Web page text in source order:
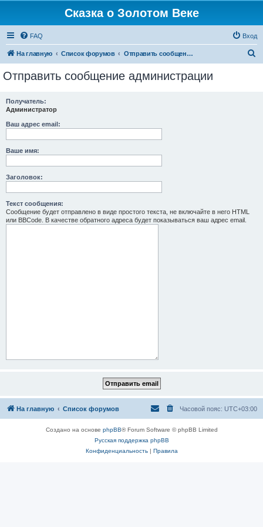
Сказка о Золотом Веке
FAQ Вход
На главную Список форумов Отправить сообщение администрации
Отправить сообщение администрации
Получатель:
Администратор
Ваш адрес email:
Ваше имя:
Заголовок:
Текст сообщения:
Сообщение будет отправлено в виде простого текста, не включайте в него HTML
или BBCode. В качестве обратного адреса будет показываться ваш адрес email.
На главную Список форумов Часовой пояс: UTC+03:00
Создано на основе phpBB® Forum Software © phpBB Limited
Русская поддержка phpBB
Конфиденциальность| Правила